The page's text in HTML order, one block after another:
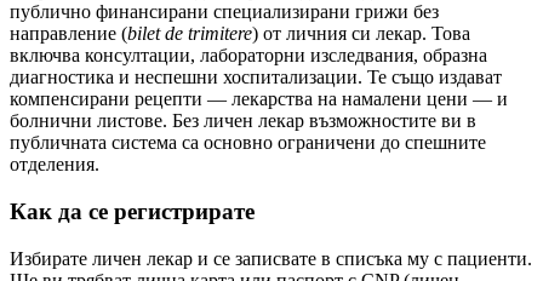
публично финансирани специализирани грижи без
направление (bilet de trimitere) от личния си лекар. Това
включва консултации, лабораторни изследвания, образна
диагностика и неспешни хоспитализации. Те също издават
компенсирани рецепти — лекарства на намалени цени — и
болнични листове. Без личен лекар възможностите ви в
публичната система са основно ограничени до спешните
отделения.
Как да се регистрирате
Избирате личен лекар и се записвате в списъка му с пациенти.